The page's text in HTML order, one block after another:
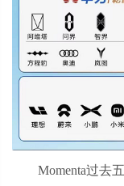
Momenta过去